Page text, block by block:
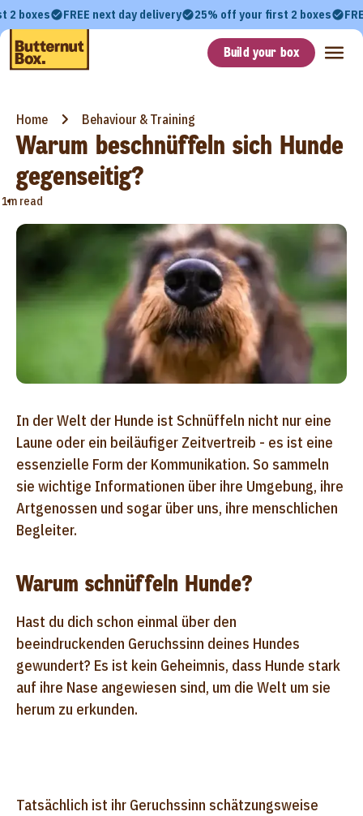
2 boxes FREE next day delivery 25% off your first 2 boxes
Build your box
Home Behaviour & Training
Warum beschnüffeln sich Hunde
gegenseitig?
•
1m read
In der Welt der Hunde ist Schnüffeln nicht nur eine
Laune oder ein beiläufiger Zeitvertreib - es ist eine
essenzielle Form der Kommunikation. So sammeln
sie wichtige Informationen über ihre Umgebung, ihre
Artgenossen und sogar über uns, ihre menschlichen
Begleiter.
Warum schnüffeln Hunde?
Hast du dich schon einmal über den
beeindruckenden Geruchssinn deines Hundes
gewundert? Es ist kein Geheimnis, dass Hunde stark
auf ihre Nase angewiesen sind, um die Welt um sie
herum zu erkunden.
Tatsächlich ist ihr Geruchssinn schätzungsweise